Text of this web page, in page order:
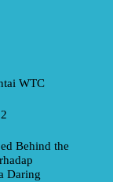
WTC
Behind the
Daring